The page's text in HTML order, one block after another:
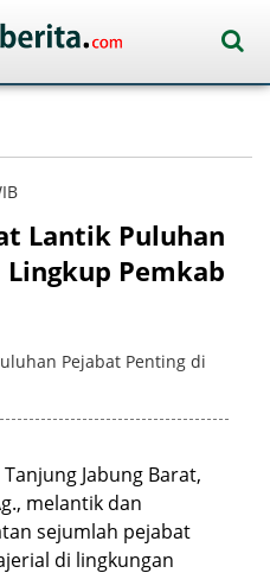
Lantik Puluhan
Pemkab
Tanjung Jabung Barat,
melantik dan
sejumlah pejabat
di lingkungan